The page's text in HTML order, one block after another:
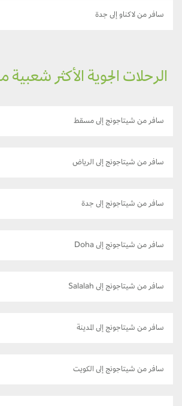
سافر من لاكناو إلى جدة
الرحلات الجوية الأكثر شعبية
سافر من شيتاجونج إلى مسقط
سافر من شيتاجونج إلى الرياض
سافر من شيتاجونج إلى جدة
سافر من شيتاجونج إلى Doha
سافر من شيتاجونج إلى Salalah
سافر من شيتاجونج إلى المدينة
سافر من شيتاجونج إلى الكويت